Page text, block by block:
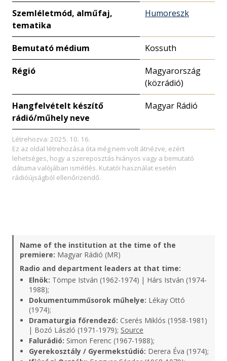
Szemléletmód, alműfaj,
tematika
Humoreszk
Bemutató médium Kossuth
Régió
Magyarország
(közrádió)
Hangfelvételt készítő
rádió/műhely neve
Magyar Rádió
Létrehozva: 2025. 10. 16.
Ez az oldal létrehozása óta még nem volt átnézve, ezért
lehetséges, hogy a szereposztás hiányos vagy a bemutató
dátuma valójában ismétlés. Kutatói használat esetén
rádióújságból ellenőrizendő.
Name of the institution at the time of the
premiere: Magyar Rádió (MR)
Radio and department leaders at that time:
Elnök: Tömpe István (1962-1974) | Hárs István (1974-
1988);
Dokumentumműsorok műhelye: Lékay Ottó
(1974);
Dramaturgia főrendező: Cserés Miklós (1958-1981)
| Bozó László (1971-1979); Source
Falurádió: Simon Ferenc (1967-1988);
Gyerekosztály / Gyermekstúdió: Derera Éva (1974);